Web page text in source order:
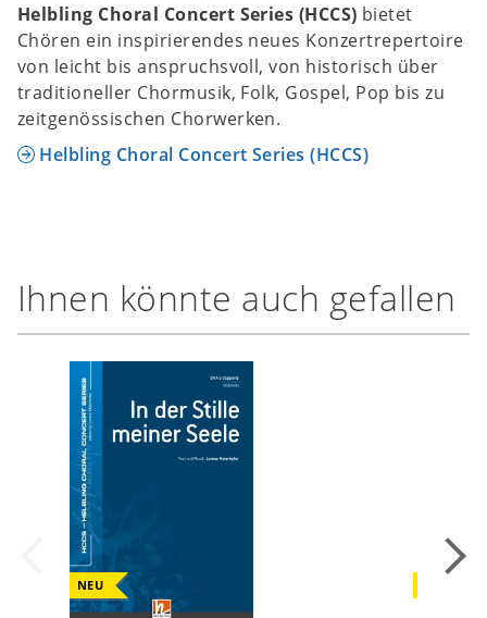
Helbling Choral Concert Series (HCCS) bietet
Chören ein inspirierendes neues Konzertrepertoire
von leicht bis anspruchsvoll, von historisch über
traditioneller Chormusik, Folk, Gospel, Pop bis zu
zeitgenössischen Chorwerken.
Helbling Choral Concert Series (HCCS)
Ihnen könnte auch gefallen
NEU